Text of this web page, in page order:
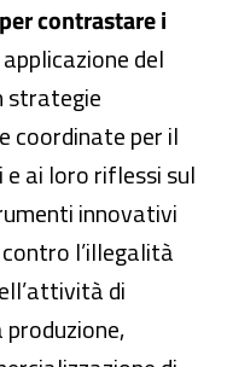
contrastare i
applicazione del
strategie
coordinate per il
ai loro riflessi sul
innovativi
l’illegalità
di